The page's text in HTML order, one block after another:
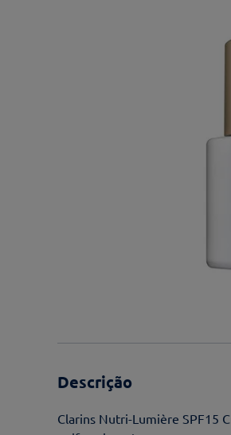
Descrição
Clarins Nutri-Lumière SPF15